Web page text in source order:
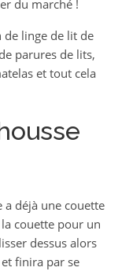
du marché !
de linge de lit de
parures de lits,
et tout cela
a déjà une couette
couette pour un
dessus alors
finira par se